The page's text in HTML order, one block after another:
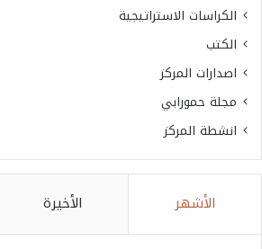
الكراسات الاستراتيجية
الكتب
اصدارات المركز
مجلة حمورابي
انشطة المركز
الأشهر الأخيرة